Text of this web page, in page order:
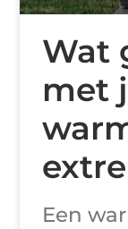
Wat
met
Een